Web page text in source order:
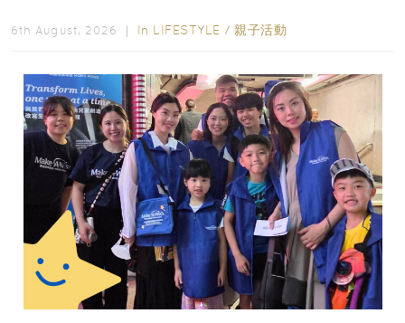
6th August, 2026 ｜ In LIFESTYLE / 親子活動